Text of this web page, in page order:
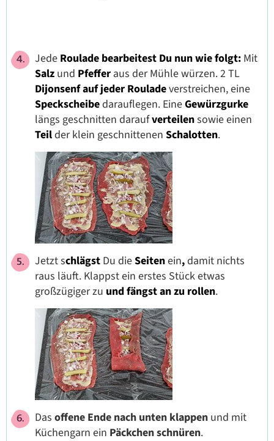
Jede Roulade bearbeitest Du nun wie folgt: Mit
Salz und Pfeffer aus der Mühle würzen. 2 TL
Dijonsenfauf jeder Rouladeverstreichen, eine
Speckscheibedarauflegen. EineGewürzgurke
längs geschnitten daraufverteilensowie einen
Teilder klein geschnittenen Schalotten.
Jetzt schlägst Du dieSeitenein,damit nichts
raus läuft. Klappst ein erstes Stück etwas
großzügiger zu und fängst an zu rollen.
Das offene Ende nach unten klappen und mit
Küchengarn ein Päckchen schnüren.